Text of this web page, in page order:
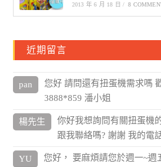
2013 年 6 月 18 日 / 8
近期留言
pan
您好 請問還有扭蛋機需求嗎
3888*859 潘小姐
楊先生
你好我想詢問有關扭蛋機
跟我聯絡嗎? 謝謝 我的電
YU
您好， 要麻煩請您於週一~週